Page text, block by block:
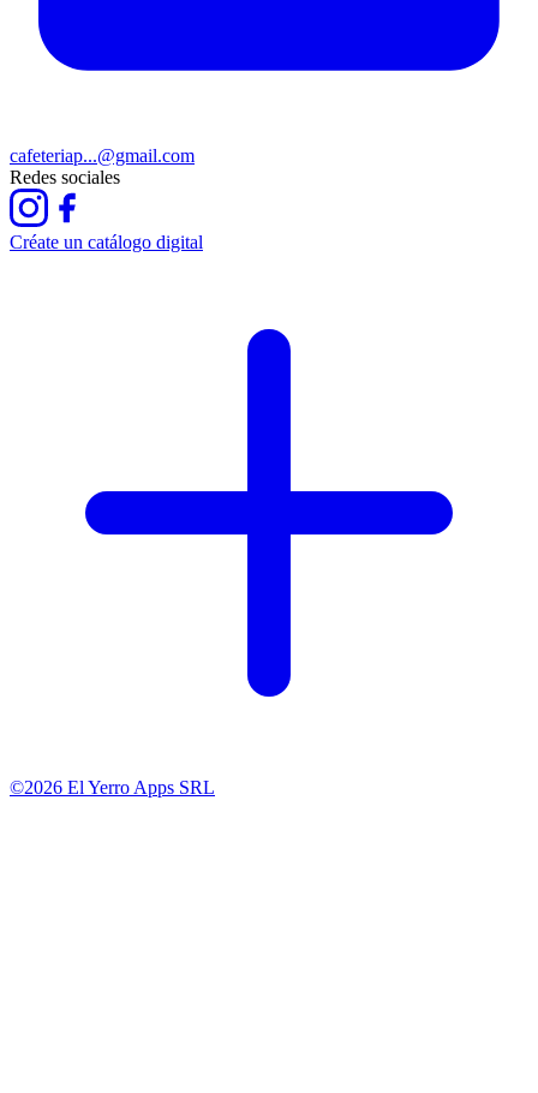
cafeteriap...@gmail.com
Redes sociales
Créate un catálogo digital
©2026 El Yerro Apps SRL